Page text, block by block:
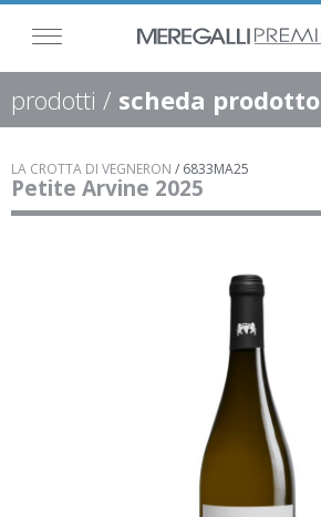
prodotti / scheda prodotto
LA CROTTA DI VEGNERON / 6833MA25
Petite Arvine 2025